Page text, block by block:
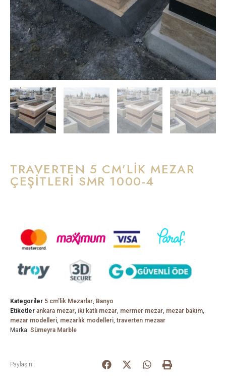
TRAVERTEN 5 CM’LİK MEZAR
ÇEŞİTLERİ SMR 1000-4
Kategoriler 5 cm'lik Mezarlar Banyo
Etiketler ankara mezar iki katlı mezar mermer mezar mezar bakım
mezar modelleri mezarlık modelleri traverten mezaar
Marka: Sümeyra Marble
Paylaşın :